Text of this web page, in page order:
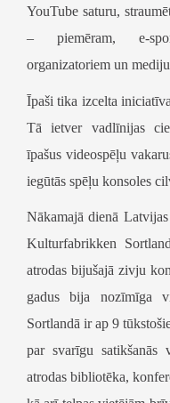
YouTube saturu,
– piemēram, e-
organizatoriem un
Īpaši tika izcelta
Tā ietver vadlīnijas
īpašus videospēļu
iegūtās spēļu konsoles
Nākamajā dienā
Kulturfabrikken Sortland
atrodas bijušajā zivju
gadus bija nozīmīga
Sortlandā ir ap 9
par svarīgu satikšanās
atrodas bibliotēka,